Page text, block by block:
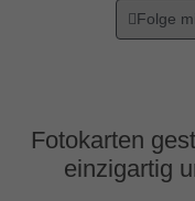
Folge
Fotokarten
einzigartig